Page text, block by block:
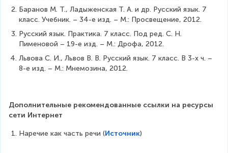
Баранов М. Т., Ладыженская Т. А. и др. Русский язык. 7
класс. Учебник. – 34-е изд. – М.: Просвещение, 2012.
Русский язык. Практика. 7 класс. Под ред. С. Н.
Пименовой – 19-е изд. – М.: Дрофа, 2012.
Львова С. И., Львов В. В. Русский язык. 7 класс. В 3-х ч. –
8-е изд. – М.: Мнемозина, 2012.
Дополнительные рекомендованные ссылки на ресурсы
сети Интернет
Наречие как часть речи (Источник)